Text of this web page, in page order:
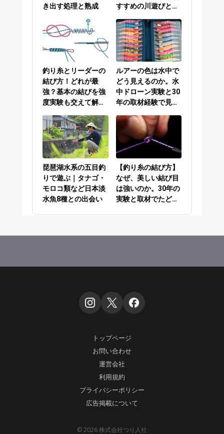
き出す処理と熟成
すすめの川遊びと
釣り糸とリーダーの
結び方！どれが最
強？基本の結びを強
度実験も交えて解説
ーの結び方編
ルアーの色は水中で
どう見えるのか。水
中ドローン実験と30
年の取材経験で見え
琵琶湖水系の五目釣
りで遊ぶ｜タナゴ・
モロコ類など日本淡
水魚8種との出会い
【釣り糸の結び方】
なぜ、美しい結び目
は強いのか。30年の
実験と取材でたどり
トップページ
お問い合わせ
運営会社
利用規約
プライバシーポリシー
広告掲載について
© 2026 株式会社つり人社